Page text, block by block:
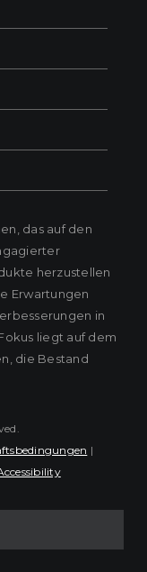
das auf den
herzustellen
Erwartungen
in
liegt auf dem
die Bestand
|